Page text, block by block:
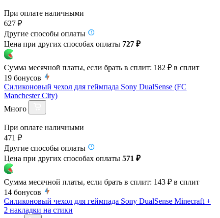
При оплате наличными
627 ₽
Другие способы оплаты
Цена при других способах оплаты 727 ₽
Сумма месячной платы, если брать в сплит: 182 ₽ в сплит
19 бонусов
Силиконовый чехол для геймпада Sony DualSense (FC
Manchester City)
Много
При оплате наличными
471 ₽
Другие способы оплаты
Цена при других способах оплаты 571 ₽
Сумма месячной платы, если брать в сплит: 143 ₽ в сплит
14 бонусов
Силиконовый чехол для геймпада Sony DualSense Minecraft +
2 накладки на стики